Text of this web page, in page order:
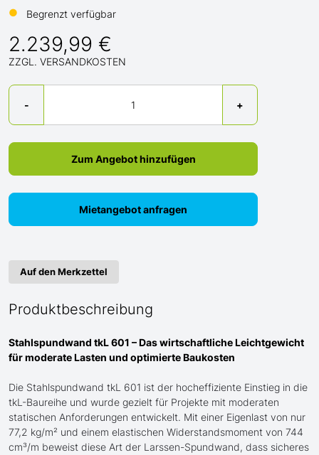
●
Begrenzt verfügbar
2.239,99 €
ZZGL. VERSANDKOSTEN
-
Menge
+
Zum Angebot hinzufügen
Mietangebot anfragen
Auf den Merkzettel
Produktbeschreibung
Stahlspundwand tkL 601 – Das wirtschaftliche Leichtgewicht
für moderate Lasten und optimierte Baukosten
Die Stahlspundwand tkL 601 ist der hocheffiziente Einstieg in die
tkL-Baureihe und wurde gezielt für Projekte mit moderaten
statischen Anforderungen entwickelt. Mit einer Eigenlast von nur
77,2 kg/m² und einem elastischen Widerstandsmoment von 744
cm³/m beweist diese Art der Larssen-Spundwand, dass sicheres